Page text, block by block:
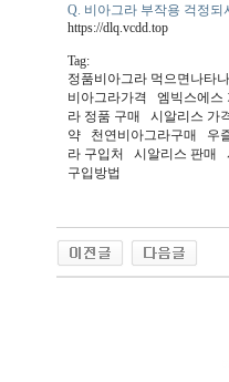
Q. 비아그라 부작용 걱정되
https://dlq.vcdd.top
Tag:
정품비아그라 먹으면나
비아그라가격 엠빅스에
라 정품 구매 시알리스 가
약 천연비아그라구매 우
라 구입처 시알리스 판매
구입방법